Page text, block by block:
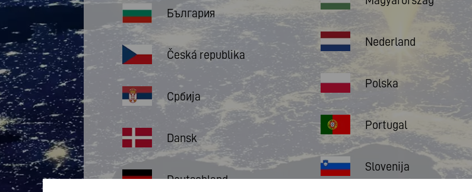
България
Česká republika
Србија
Dansk
Deutschland
Nederland
Polska
Portugal
Slovenija